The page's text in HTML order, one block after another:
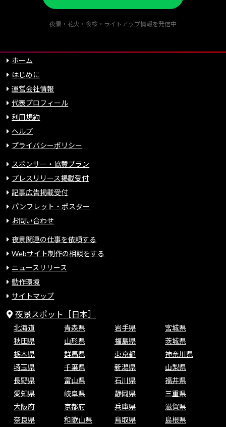
夜景・花火・夜桜・ライトアップ情報を発信中
ホーム
はじめに
運営会社情報
代表プロフィール
利用規約
ヘルプ
プライバシーポリシー
スポンサー・協賛プラン
プレスリリース掲載受付
記事広告掲載受付
パンフレット・ポスター
お問い合わせ
夜景関連の仕事を依頼する
Webサイト制作の相談をする
ニュースリリース
動作環境
サイトマップ
夜景スポット［日本］
北海道 青森県 岩手県
宮城県
秋田県
山形県 福島県
茨城県
栃木県
群馬県 東京都
神奈川県
埼玉県
千葉県 新潟県
山梨県
長野県
富山県 石川県
福井県
愛知県
岐阜県 静岡県
三重県
大阪府
京都府 兵庫県
滋賀県
奈良県
和歌山県 鳥取県
島根県